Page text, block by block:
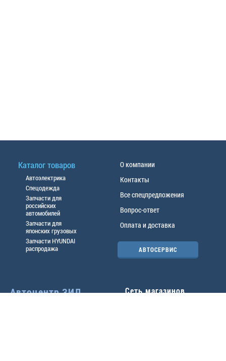
Каталог товаров
Автоэлектрика
Спецодежда
Запчасти для
российских
автомобилей
Запчасти для
японских грузовых
Запчасти HYUNDAI
распродажа
О компании
Контакты
Все спецпредложения
Вопрос-ответ
Оплата и доставка
АВТОСЕРВИС
Автоцентр ЗИЛ
Сеть магазинов